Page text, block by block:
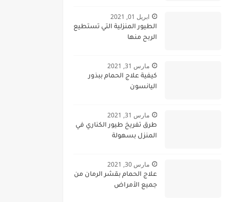
ابريل 01, 2021
الطيور المنزلية التي تستطيع
الربح منها
مارس 31, 2021
كيفية علاج الحمام ببذور
اليانسون
مارس 31, 2021
طرق تفريخ طيور الكناري في
المنزل بسهولة
مارس 30, 2021
علاج الحمام بقشر الرمان من
جميع الأمراض